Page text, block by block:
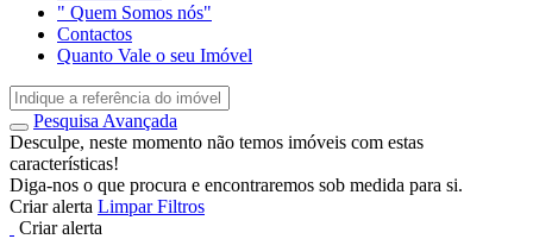
" Quem Somos nós"
Contactos
Quanto Vale o seu Imóvel
Pesquisa Avançada
Desculpe, neste momento não temos imóveis com estas
características!
Diga-nos o que procura e encontraremos sob medida para si.
Criar alerta Limpar Filtros
Criar alerta